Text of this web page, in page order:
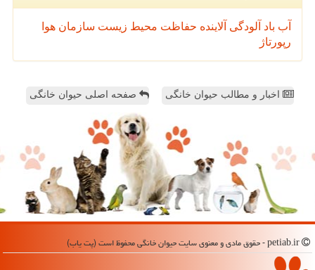
آب باد آلودگی آلاینده حفاظت محیط زیست سازمان هوا
رپورتاژ
اخبار و مطالب حیوان خانگی صفحه اصلی حیوان خانگی